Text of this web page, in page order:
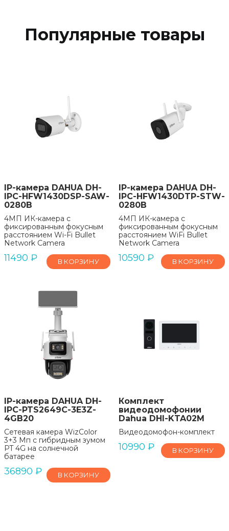
Популярные товары
IP-камера DAHUA DH-
IPC-HFW1430DSP-SAW-
0280B
4МП ИК-камера с
фиксированным фокусным
расстоянием Wi-Fi Bullet
Network Camera
11490 ₽ В КОРЗИНУ
IP-камера DAHUA DH-
IPC-HFW1430DTP-STW-
0280B
4МП ИК-камера с
фиксированным фокусным
расстоянием WiFi Bullet
Network Camera
10590 ₽ В КОРЗИНУ
IP-камера DAHUA DH-
IPC-PTS2649C-3E3Z-
4GB20
Сетевая камера WizColor
3+3 Мп с гибридным зумом
PT 4G на солнечной
батарее
36890 ₽ В КОРЗИНУ
Комплект
видеодомофонии
Dahua DHI-KTA02M
Видеодомофон-комплект
10990 ₽ В КОРЗИНУ